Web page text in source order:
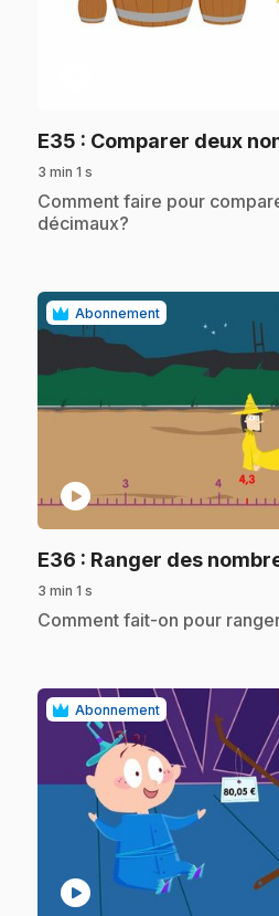
E35 : Comparer deux
3 min 1 s
.Comment faire pour
décimaux?
Abonnement
play_circle
E36 : Ranger des
3 min 1 s
.Comment fait-on pour
Abonnement
play_circle